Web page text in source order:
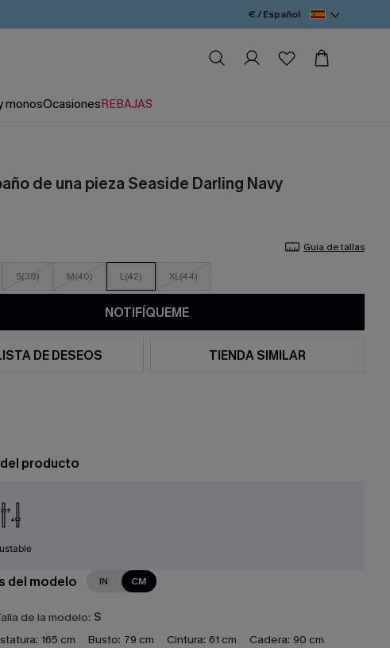
€ / Español
monosOcasionesREBAJAS
de una pieza Seaside Darling Navy
Guía de tallas
S(38) M(40) L(42) XL(44)
NOTIFÍQUEME
DE DESEOS TIENDA SIMILAR
producto
del modelo IN CM
de la modelo: S
165 cm Busto: 79 cm Cintura: 61 cm Cadera: 90 cm